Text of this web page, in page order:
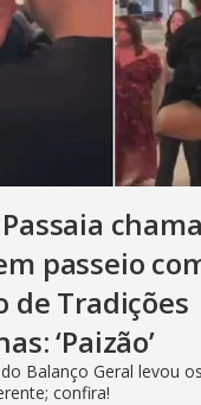
passeio
de Tradições
‘Paizão’
Balanço Geral levou
confira!